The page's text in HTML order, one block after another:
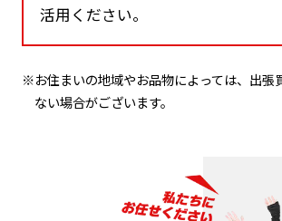
活用ください。
※お住まいの地域やお品物によっては、出張
ない場合がございます。